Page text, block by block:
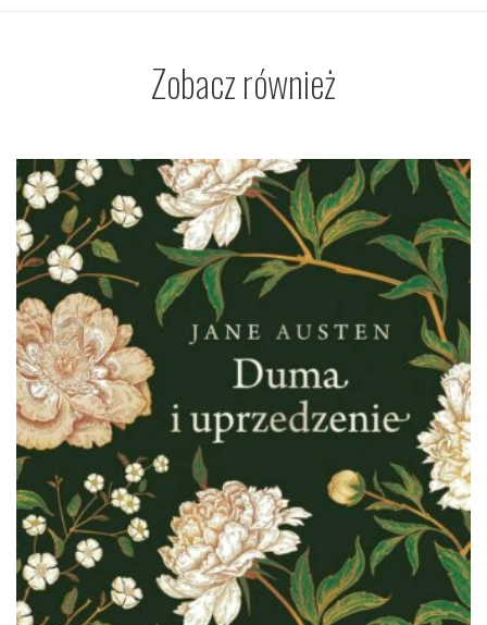
Zobacz również